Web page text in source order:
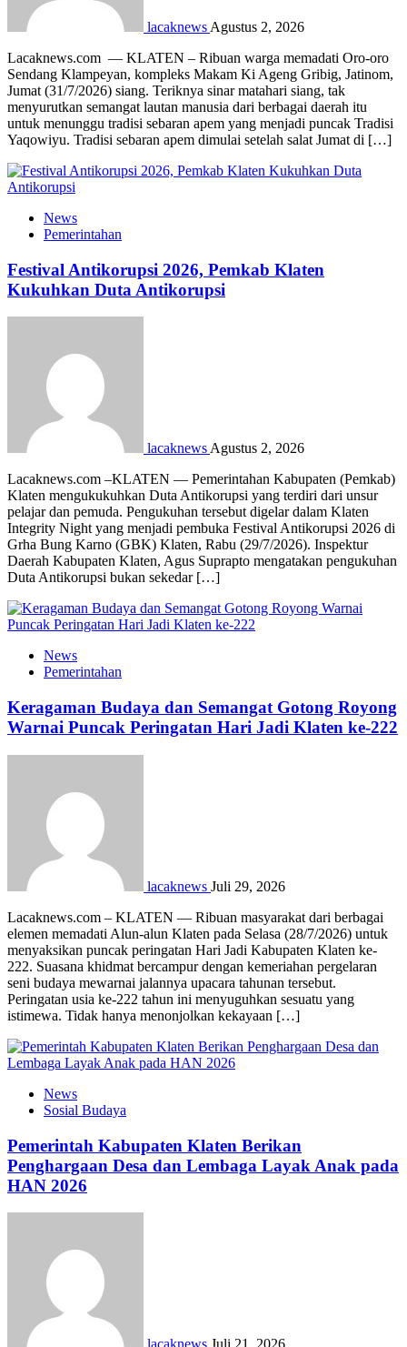
lacaknews Agustus 2, 2026
Lacaknews.com — KLATEN – Ribuan warga memadati Oro-oro
Sendang Klampeyan, kompleks Makam Ki Ageng Gribig, Jatinom,
Jumat (31/7/2026) siang. Teriknya sinar matahari siang, tak
menyurutkan semangat lautan manusia dari berbagai daerah itu
untuk menunggu tradisi sebaran apem yang menjadi puncak Tradisi
Yaqowiyu. Tradisi sebaran apem dimulai setelah salat Jumat di […]
News
Pemerintahan
Festival Antikorupsi 2026, Pemkab Klaten
Kukuhkan Duta Antikorupsi
lacaknews Agustus 2, 2026
Lacaknews.com –KLATEN — Pemerintahan Kabupaten (Pemkab)
Klaten mengukukuhkan Duta Antikorupsi yang terdiri dari unsur
pelajar dan pemuda. Pengukuhan tersebut digelar dalam Klaten
Integrity Night yang menjadi pembuka Festival Antikorupsi 2026 di
Grha Bung Karno (GBK) Klaten, Rabu (29/7/2026). Inspektur
Daerah Kabupaten Klaten, Agus Suprapto mengatakan pengukuhan
Duta Antikorupsi bukan sekedar […]
News
Pemerintahan
Keragaman Budaya dan Semangat Gotong Royong
Warnai Puncak Peringatan Hari Jadi Klaten ke-222
lacaknews Juli 29, 2026
Lacaknews.com – KLATEN — Ribuan masyarakat dari berbagai
elemen memadati Alun-alun Klaten pada Selasa (28/7/2026) untuk
menyaksikan puncak peringatan Hari Jadi Kabupaten Klaten ke-
222. Suasana khidmat bercampur dengan kemeriahan pergelaran
seni budaya mewarnai jalannya upacara tahunan tersebut.
Peringatan usia ke-222 tahun ini menyuguhkan sesuatu yang
istimewa. Tidak hanya menonjolkan kekayaan […]
News
Sosial Budaya
Pemerintah Kabupaten Klaten Berikan
Penghargaan Desa dan Lembaga Layak Anak pada
HAN 2026